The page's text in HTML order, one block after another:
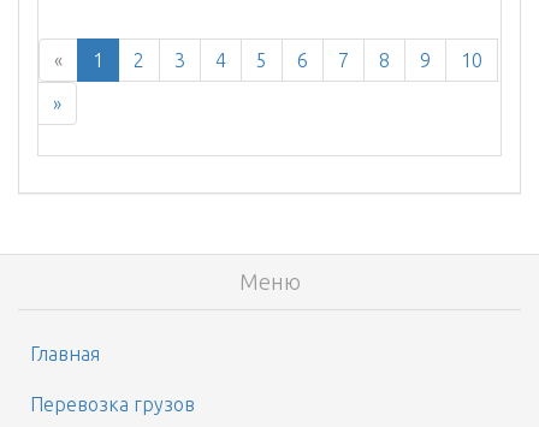
« 1 2 3 4 5 6 7 8 9
10
»
Меню
Главная
Перевозка грузов